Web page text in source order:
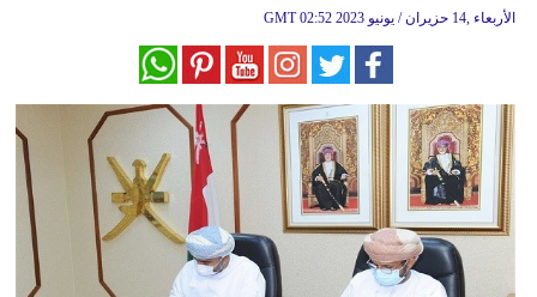
سياحة
وسفر
ديكور
أخبار
GMT 02:52 2023 الأربعاء ,14 حزيران / يونيو